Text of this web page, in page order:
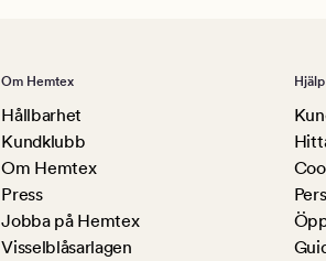
Om Hemtex
Hållbarhet
Kundklubb
Om Hemtex
Press
Jobba på Hemtex
Visselblåsarlagen
Hjälp